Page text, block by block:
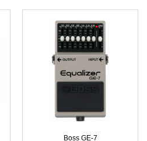
Boss GE-7